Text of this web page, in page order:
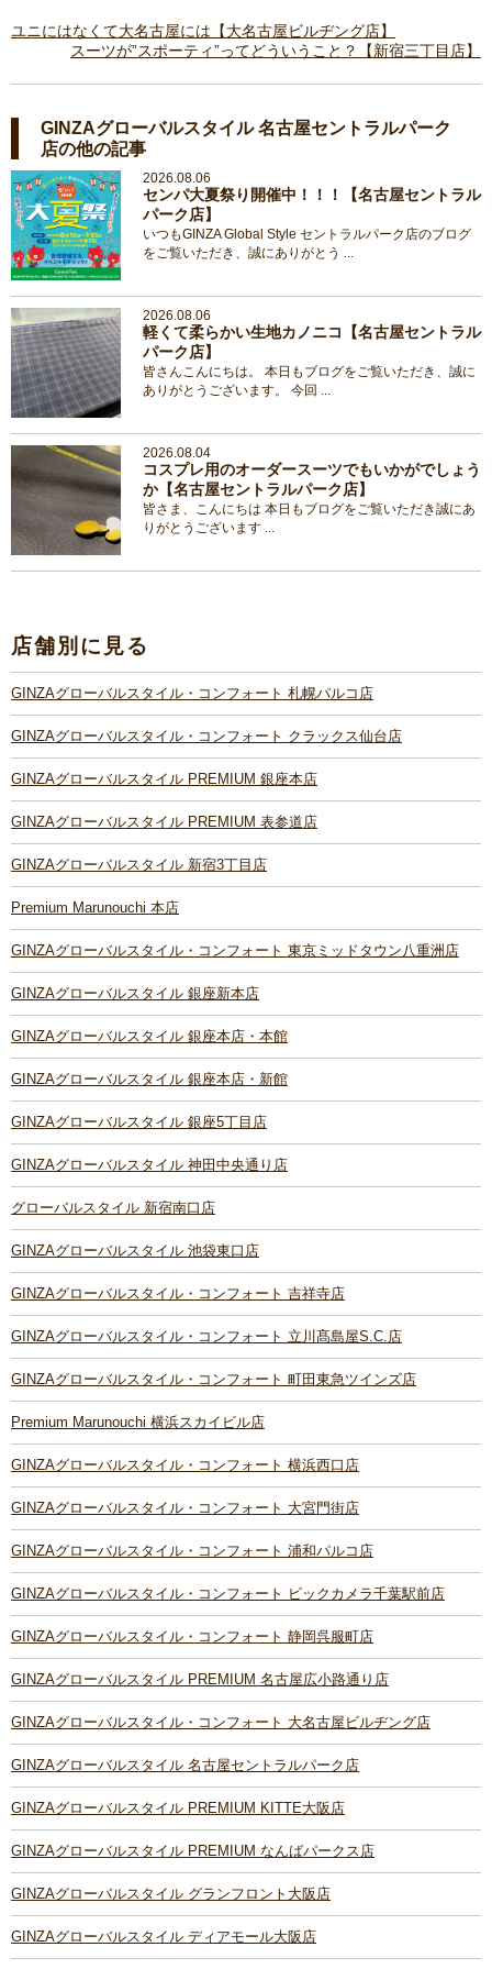
ユニにはなくて大名古屋には【大名古屋ビルヂング店】
スーツが”スポーティ”ってどういうこと？【新宿三丁目店】
GINZAグローバルスタイル 名古屋セントラルパーク
店の他の記事
2026.08.06
センパ大夏祭り開催中！！！【名古屋セントラル
パーク店】
いつもGINZA Global Style セントラルパーク店のブログ
をご覧いただき、誠にありがとう ...
2026.08.06
軽くて柔らかい生地カノニコ【名古屋セントラル
パーク店】
皆さんこんにちは。 本日もブログをご覧いただき、誠に
ありがとうございます。 今回 ...
2026.08.04
コスプレ用のオーダースーツでもいかがでしょう
か【名古屋セントラルパーク店】
皆さま、こんにちは 本日もブログをご覧いただき誠にあ
りがとうございます ...
店舗別に見る
GINZAグローバルスタイル・コンフォート 札幌パルコ店
GINZAグローバルスタイル・コンフォート クラックス仙台店
GINZAグローバルスタイル PREMIUM 銀座本店
GINZAグローバルスタイル PREMIUM 表参道店
GINZAグローバルスタイル 新宿3丁目店
Premium Marunouchi 本店
GINZAグローバルスタイル・コンフォート 東京ミッドタウン八重洲店
GINZAグローバルスタイル 銀座新本店
GINZAグローバルスタイル 銀座本店・本館
GINZAグローバルスタイル 銀座本店・新館
GINZAグローバルスタイル 銀座5丁目店
GINZAグローバルスタイル 神田中央通り店
グローバルスタイル 新宿南口店
GINZAグローバルスタイル 池袋東口店
GINZAグローバルスタイル・コンフォート 吉祥寺店
GINZAグローバルスタイル・コンフォート 立川髙島屋S.C.店
GINZAグローバルスタイル・コンフォート 町田東急ツインズ店
Premium Marunouchi 横浜スカイビル店
GINZAグローバルスタイル・コンフォート 横浜西口店
GINZAグローバルスタイル・コンフォート 大宮門街店
GINZAグローバルスタイル・コンフォート 浦和パルコ店
GINZAグローバルスタイル・コンフォート ビックカメラ千葉駅前店
GINZAグローバルスタイル・コンフォート 静岡呉服町店
GINZAグローバルスタイル PREMIUM 名古屋広小路通り店
GINZAグローバルスタイル・コンフォート 大名古屋ビルヂング店
GINZAグローバルスタイル 名古屋セントラルパーク店
GINZAグローバルスタイル PREMIUM KITTE大阪店
GINZAグローバルスタイル PREMIUM なんばパークス店
GINZAグローバルスタイル グランフロント大阪店
GINZAグローバルスタイル ディアモール大阪店